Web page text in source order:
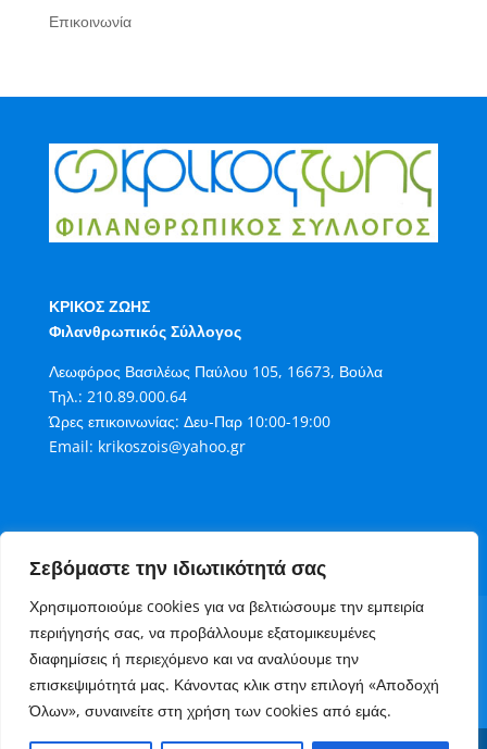
Σεβόμαστε την ιδιωτικότητά σας
Χρησιμοποιούμε cookies για να βελτιώσουμε την εμπειρία
περιήγησής σας, να προβάλλουμε εξατομικευμένες
διαφημίσεις ή περιεχόμενο και να αναλύουμε την
επισκεψιμότητά μας. Κάνοντας κλικ στην επιλογή «Αποδοχή
Όλων», συναινείτε στη χρήση των cookies από εμάς.
Επικοινωνία
ΚΡΙΚΟΣ ΖΩΗΣ
Φιλανθρωπικός Σύλλογος
Λεωφόρος Βασιλέως Παύλου 105, 16673, Βούλα
Τηλ.: 210.89.000.64
Ώρες επικοινωνίας: Δευ-Παρ 10:00-19:00
Email: krikoszois@yahoo.gr
Όροι Χρήσης
Πολιτική Cookies
Πολιτική Απορρήτου
Τρόποι Συνεισφοράς στον Κρίκο Ζωής
Επικοινωνία